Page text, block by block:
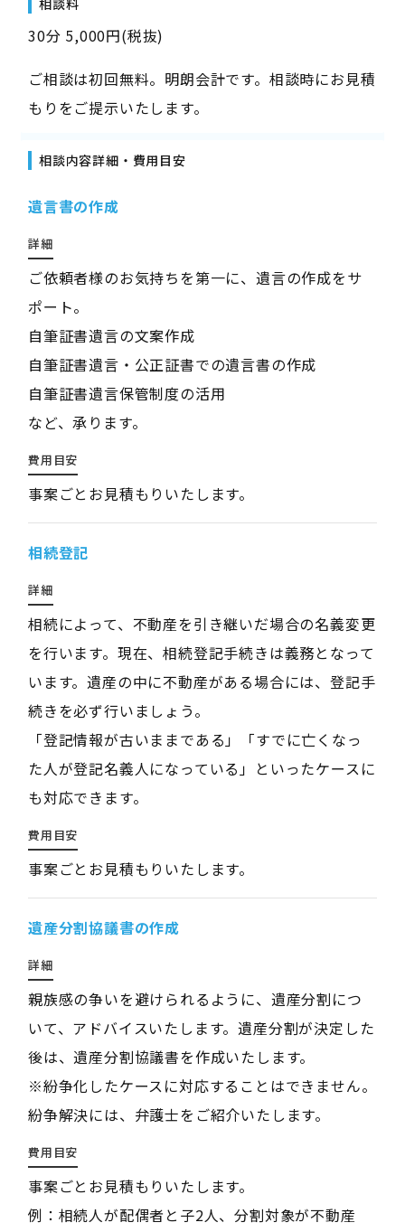
相談料
30分 5,000円(税抜)
ご相談は初回無料。明朗会計です。相談時にお見積
もりをご提示いたします。
相談内容詳細・費用目安
遺言書の作成
詳細
ご依頼者様のお気持ちを第一に、遺言の作成をサ
ポート。
自筆証書遺言の文案作成
自筆証書遺言・公正証書での遺言書の作成
自筆証書遺言保管制度の活用
など、承ります。
費用目安
事案ごとお見積もりいたします。
相続登記
詳細
相続によって、不動産を引き継いだ場合の名義変更
を行います。現在、相続登記手続きは義務となって
います。遺産の中に不動産がある場合には、登記手
続きを必ず行いましょう。
「登記情報が古いままである」「すでに亡くなっ
た人が登記名義人になっている」といったケースに
も対応できます。
費用目安
事案ごとお見積もりいたします。
遺産分割協議書の作成
詳細
親族感の争いを避けられるように、遺産分割につ
いて、アドバイスいたします。遺産分割が決定した
後は、遺産分割協議書を作成いたします。
※紛争化したケースに対応することはできません。
紛争解決には、弁護士をご紹介いたします。
費用目安
事案ごとお見積もりいたします。
例：相続人が配偶者と子2人、分割対象が不動産